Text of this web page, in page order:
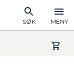
SØK MENY